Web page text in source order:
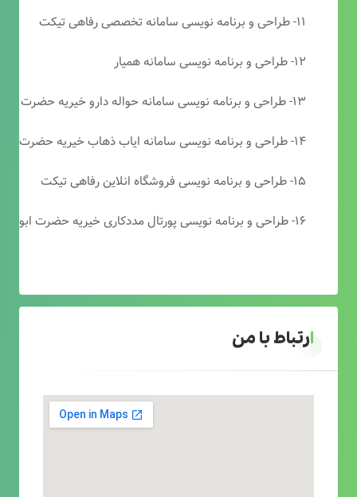
۱۱- طراحی و برنامه نویسی سامانه تخصصی رفاهی تیکت
۱۲- طراحی و برنامه نویسی سامانه همیار
۱۳- طراحی و برنامه نویسی سامانه حواله دارو خیریه حضرت ابوالفضل (ع)
۱۴- طراحی و برنامه نویسی سامانه ایاب ذهاب خیریه حضرت ابوالفضل (ع)
۱۵- طراحی و برنامه نویسی فروشگاه انلاین رفاهی تیکت
۱۶- طراحی و برنامه نویسی پورتال مددکاری خیریه حضرت ابوالفضل (ع)
ارتباط با من